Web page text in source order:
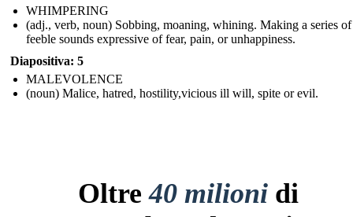
WHIMPERING
(adj., verb, noun) Sobbing, moaning, whining. Making a series
feeble sounds expressive of fear, pain, or unhappiness.
Diapositiva: 5
MALEVOLENCE
(noun) Malice, hatred, hostility,vicious ill will, spite or evil.
Oltre40 milioni di